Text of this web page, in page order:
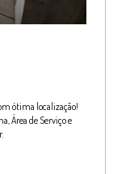
ótima localização!
Área de Serviço e